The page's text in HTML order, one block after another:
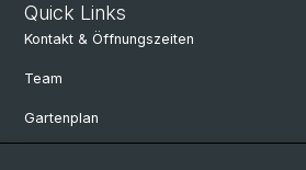
Quick Links
Kontakt & Öffnungszeiten
Team
Gartenplan